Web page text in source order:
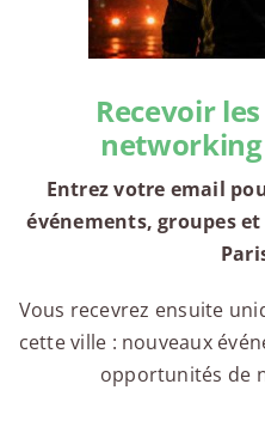
Recevoir
networking
Entrez votre email
événements, groupes
Vous recevrez ensuite
cette ville : nouveaux
opportunités de